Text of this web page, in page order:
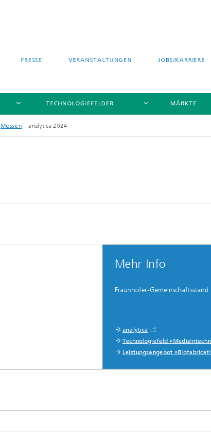
PRESSE VERANSTALTUNGEN JOBS/KARRIERE
TECHNOLOGIEFELDER MÄRKTE
Messen analytica 2024
Mehr Info
Fraunhofer-Gemeinschaftsstand
analytica
Technologiefeld
Leistungsangebot